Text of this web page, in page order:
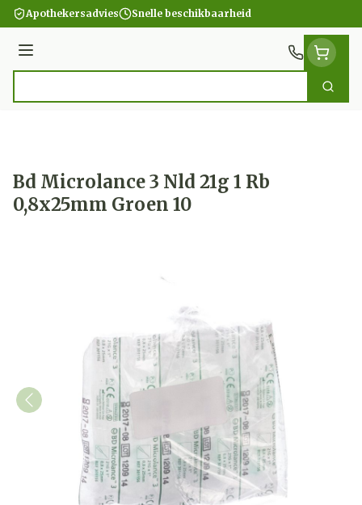
Ga naar de inhoud
Apothekersadvies Snelle beschikbaarheid
Menu
Zoek
Bd Microlance 3 Nld 21g 1 Rb
0,8x25mm Groen 10